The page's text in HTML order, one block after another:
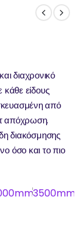
διαχρονικό
κάθε είδους
από
απόχρωση.
διακόσμησης
όσο και το πιο